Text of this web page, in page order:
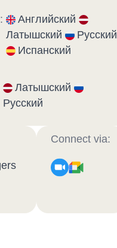
Английский
Латышский
Русский
Испанский
Латышский
Русский
Connect via: